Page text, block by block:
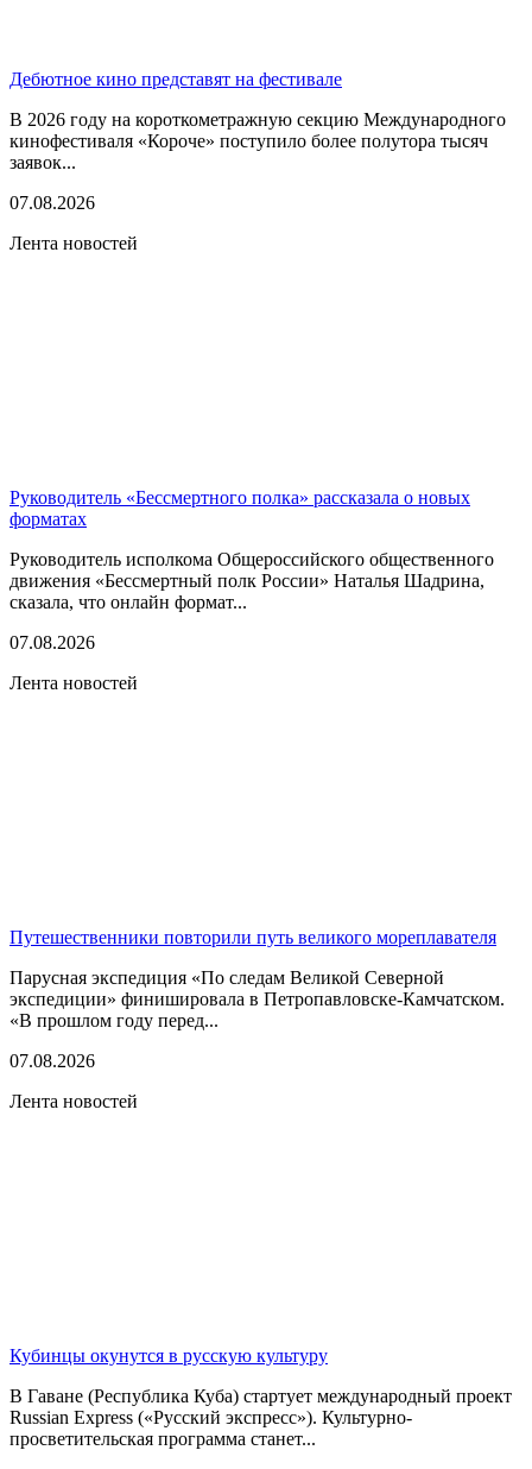
Дебютное кино представят на фестивале
В 2026 году на короткометражную секцию Международного
кинофестиваля «Короче» поступило более полутора тысяч
заявок...
07.08.2026
Лента новостей
Руководитель «Бессмертного полка» рассказала о новых
форматах
Руководитель исполкома Общероссийского общественного
движения «Бессмертный полк России» Наталья Шадрина,
сказала, что онлайн формат...
07.08.2026
Лента новостей
Путешественники повторили путь великого мореплавателя
Парусная экспедиция «По следам Великой Северной
экспедиции» финишировала в Петропавловске-Камчатском.
«В прошлом году перед...
07.08.2026
Лента новостей
Кубинцы окунутся в русскую культуру
В Гаване (Республика Куба) стартует международный проект
Russian Express («Русский экспресс»). Культурно-
просветительская программа станет...